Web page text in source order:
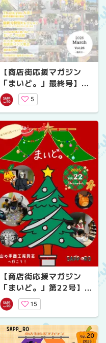
【商店街応援マガジン
「まいど。」最終号】商
店街、18ヶ月の旅路。こ
こに完結！
5
【商店街応援マガジン
「まいど。」第22号】山
の手商工振興会へ行こ
う！
15